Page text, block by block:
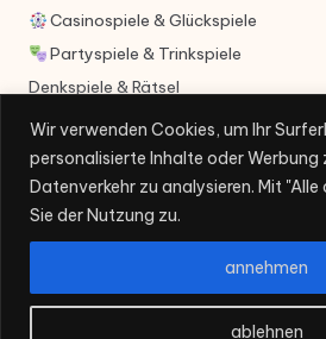
Wir verwenden Cookies, um Ihr
personalisierte Inhalte oder Werbung
Datenverkehr zu analysieren. Mit
Sie der Nutzung zu.
ablehnen
annehmen
Casinospiele & Glückspiele
Partyspiele & Trinkspiele
Denkspiele & Rätsel
Videospiele
Copyright 2026 — 14Design.de.